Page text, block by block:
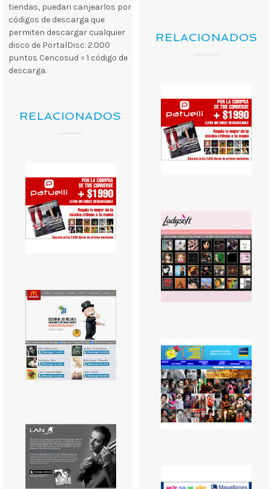
RELACIONADOS
tiendas, puedan canjearlos por
códigos de descarga que
permiten descargar cualquier
disco de PortalDisc. 2.000
puntos Cencosud = 1 código de
descarga.
RELACIONADOS